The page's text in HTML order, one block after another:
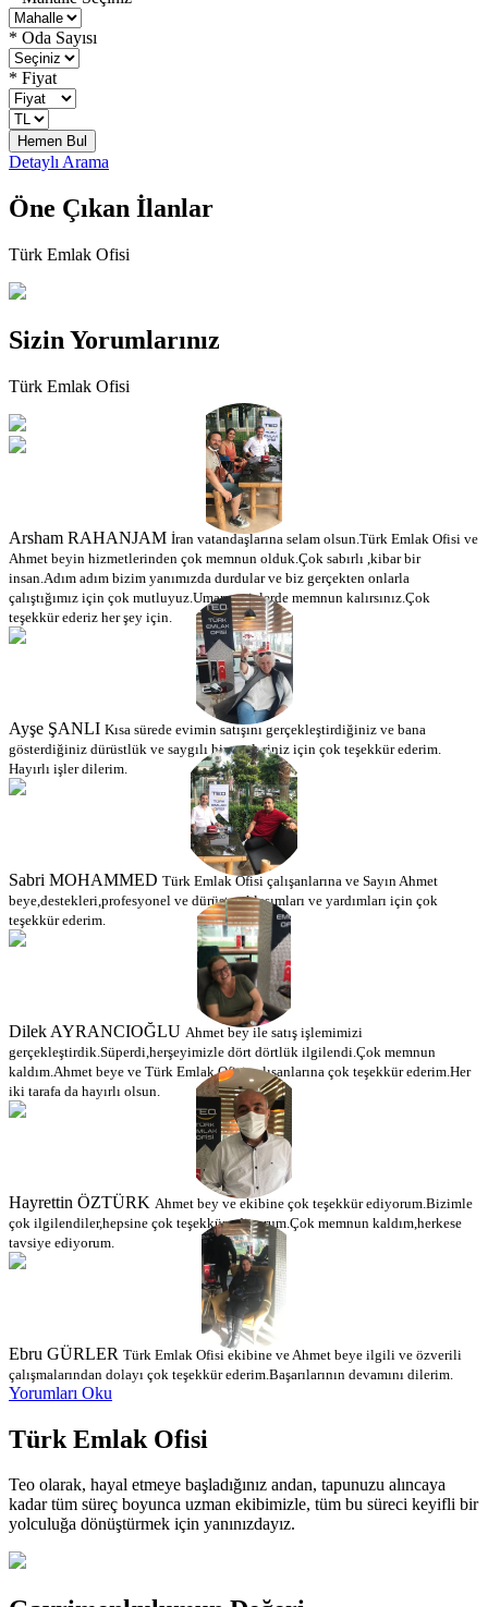
* Oda Sayısı
* Fiyat
Hemen Bul
Detaylı Arama
Öne Çıkan İlanlar
Türk Emlak Ofisi
Sizin Yorumlarınız
Türk Emlak Ofisi
Arsham RAHANJAM İran vatandaşlarına selam olsun.Türk Emlak Ofisi ve
Ahmet beyin hizmetlerinden çok memnun olduk.Çok sabırlı ,kibar bir
insan.Adım adım bizim yanımızda durdular ve biz gerçekten onlarla
çalıştığımız için çok mutluyuz.Umarım sizlerde memnun kalırsınız.Çok
teşekkür ederiz her şey için.
Ayşe ŞANLI Kısa sürede evimin satışını gerçekleştirdiğiniz ve bana
gösterdiğiniz dürüstlük ve saygılı hizmetleriniz için çok teşekkür ederim.
Hayırlı işler dilerim.
Sabri MOHAMMED Türk Emlak Ofisi çalışanlarına ve Sayın Ahmet
beye,destekleri,profesyonel ve dürüst yaklaşımları ve yardımları için çok
teşekkür ederim.
Dilek AYRANCIOĞLU Ahmet bey ile satış işlemimizi
gerçekleştirdik.Süperdi,herşeyimizle dört dörtlük ilgilendi.Çok memnun
kaldım.Ahmet beye ve Türk Emlak Ofisi çalışanlarına çok teşekkür ederim.Her
iki tarafa da hayırlı olsun.
Hayrettin ÖZTÜRK Ahmet bey ve ekibine çok teşekkür ediyorum.Bizimle
çok ilgilendiler,hepsine çok teşekkür ediyorum.Çok memnun kaldım,herkese
tavsiye ediyorum.
Ebru GÜRLER Türk Emlak Ofisi ekibine ve Ahmet beye ilgili ve özverili
çalışmalarından dolayı çok teşekkür ederim.Başarılarının devamını dilerim.
Yorumları Oku
Türk Emlak Ofisi
Teo olarak, hayal etmeye başladığınız andan, tapunuzu alıncaya
kadar tüm süreç boyunca uzman ekibimizle, tüm bu süreci keyifli bir
yolculuğa dönüştürmek için yanınızdayız.